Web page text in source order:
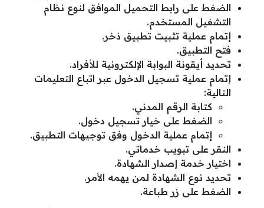
الضغط على رابط التحميل الموافق لنوع نظام
التشغيل المستخدم.
إتمام عملية تثبيت تطبيق ذخر.
فتح التطبيق.
تحديد أيقونة البوابة الإلكترونية للأفراد.
إتمام عملية تسجيل الدخول عبر اتباع التعليمات
التالية:
كتابة الرقم المدني.
الضغط على خيار تسجيل دخول.
إتمام عملية الدخول وفق توجيهات التطبيق.
النقر على تبويب خدماتي.
اختيار خدمة إصدار الشهادة.
تحديد نوع الشهادة لمن يهمه الأمر.
الضغط على زر طباعة.